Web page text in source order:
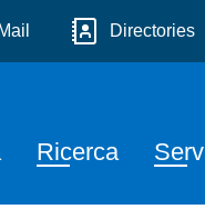
servizio
Mail Directories
Ricerca